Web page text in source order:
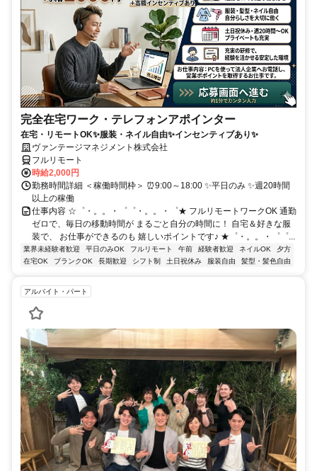
完全在宅ワーク・テレフォンアポインター
在宅・リモートOK✨服装・ネイル自由✨インセンティブあり✨
ヴァンテージマネジメント株式会社
フルリモート
時給2,000円
勤務時間詳細 ＜稼働時間枠＞ ⏰9:00～18:00 ✨平日のみ ✨週20時間
以上の稼働
仕事内容 ☆゜・。。・゜゜・。。・゜★ フルリモートワークOK 通勤
ゼロで、毎日の移動時間が まるごと自分の時間に！ 自宅＆好きな服
装で、 お仕事ができるのも 嬉しいポイントです♪ ★゜・。。・゜゜...
業界未経験者歓迎 平日のみOK フルリモート 午前 経験者歓迎 ネイルOK
夕方
在宅OK
ブランクOK 長期歓迎 シフト制 土日祝休み 服装自由 髪型・髪色自由
アルバイト・パート